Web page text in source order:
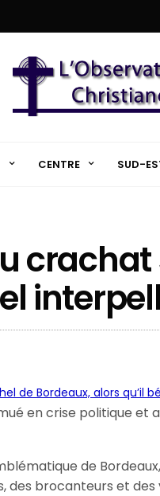
CENTRE SUD-
de Bordeaux, alors qu’il
en crise politique et
de
des brocanteurs et des